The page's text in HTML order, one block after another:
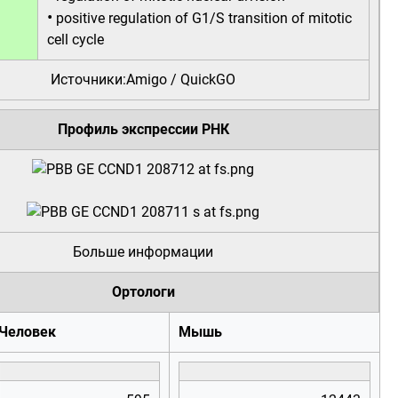
• positive regulation of G1/S transition of mitotic
cell cycle
Источники:Amigo / QuickGO
Профиль экспрессии РНК
Больше информации
Ортологи
Человек Мышь